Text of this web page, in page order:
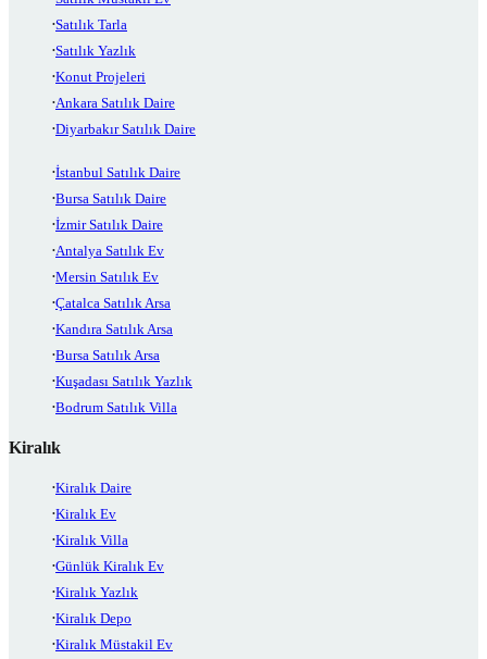
Satılık Tarla
Satılık Yazlık
Konut Projeleri
Ankara Satılık Daire
Diyarbakır Satılık Daire
İstanbul Satılık Daire
Bursa Satılık Daire
İzmir Satılık Daire
Antalya Satılık Ev
Mersin Satılık Ev
Çatalca Satılık Arsa
Kandıra Satılık Arsa
Bursa Satılık Arsa
Kuşadası Satılık Yazlık
Bodrum Satılık Villa
Kiralık
Kiralık Daire
Kiralık Ev
Kiralık Villa
Günlük Kiralık Ev
Kiralık Yazlık
Kiralık Depo
Kiralık Müstakil Ev